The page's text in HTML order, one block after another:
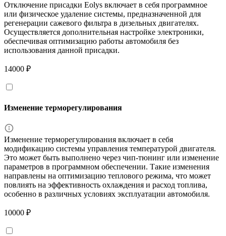
Отключение присадки Eolys включает в себя программное
или физическое удаление системы, предназначенной для
регенерации сажевого фильтра в дизельных двигателях.
Осуществляется дополнительная настройке электроники,
обеспечивая оптимизацию работы автомобиля без
использования данной присадки.
14000 ₽
Изменение терморегулирования
Изменение терморегулирования включает в себя
модификацию системы управления температурой двигателя.
Это может быть выполнено через чип-тюнинг или изменение
параметров в программном обеспечении. Такие изменения
направлены на оптимизацию теплового режима, что может
повлиять на эффективность охлаждения и расход топлива,
особенно в различных условиях эксплуатации автомобиля.
10000 ₽